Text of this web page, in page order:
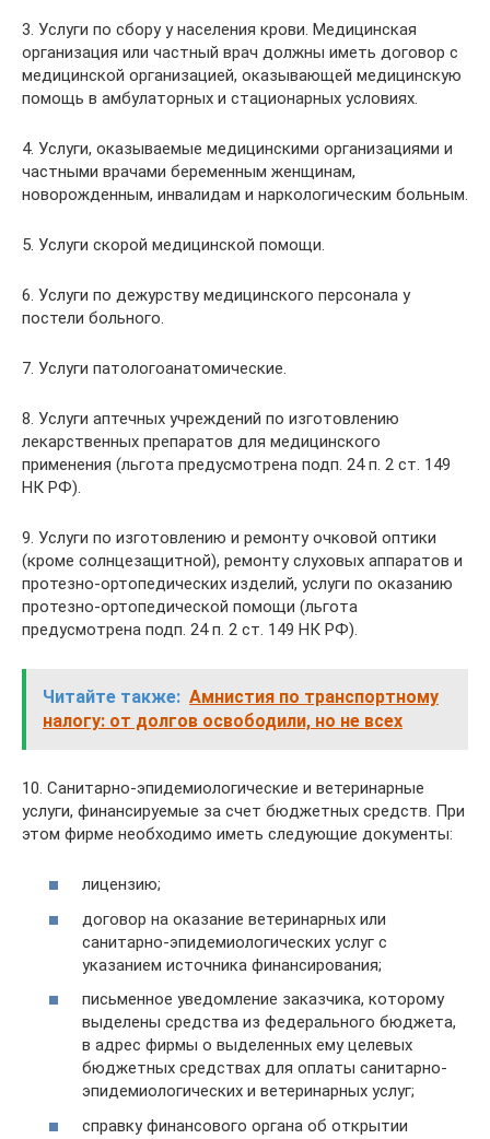
3. Услуги по сбору у населения крови. Медицинская
организация или частный врач должны иметь договор с
медицинской организацией, оказывающей медицинскую
помощь в амбулаторных и стационарных условиях.
4. Услуги, оказываемые медицинскими организациями и
частными врачами беременным женщинам,
новорожденным, инвалидам и наркологическим больным.
5. Услуги скорой медицинской помощи.
6. Услуги по дежурству медицинского персонала у
постели больного.
7. Услуги патологоанатомические.
8. Услуги аптечных учреждений по изготовлению
лекарственных препаратов для медицинского
применения (льгота предусмотрена подп. 24 п. 2 ст. 149
НК РФ).
9. Услуги по изготовлению и ремонту очковой оптики
(кроме солнцезащитной), ремонту слуховых аппаратов и
протезно-ортопедических изделий, услуги по оказанию
протезно-ортопедической помощи (льгота
предусмотрена подп. 24 п. 2 ст. 149 НК РФ).
Читайте также: Амнистия по транспортному
налогу: от долгов освободили, но не всех
10. Санитарно-эпидемиологические и ветеринарные
услуги, финансируемые за счет бюджетных средств. При
этом фирме необходимо иметь следующие документы:
лицензию;
договор на оказание ветеринарных или
санитарно-эпидемиологических услуг с
указанием источника финансирования;
письменное уведомление заказчика, которому
выделены средства из федерального бюджета,
в адрес фирмы о выделенных ему целевых
бюджетных средствах для оплаты санитарно-
эпидемиологических и ветеринарных услуг;
справку финансового органа об открытии